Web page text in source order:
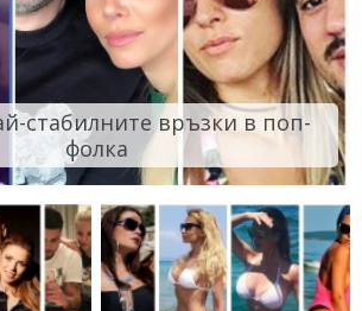
стабилните връзки в поп-
фолка